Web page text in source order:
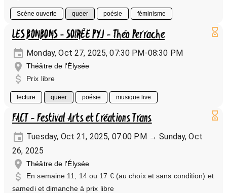
Scène ouverte queer poésie féminisme
LES BONBONS - SOIRÉE PYJ - Théo Perrache
Monday, Oct 27, 2025, 07:30 PM-08:30 PM
Théâtre de l'Élysée
Prix libre
lecture queer poésie musique live
FACT - Festival Arts et Créations Trans
Tuesday, Oct 21, 2025, 07:00 PM → Sunday, Oct
26, 2025
Théâtre de l'Élysée
En semaine 11, 14 ou 17 € (au choix et sans condition) et
samedi et dimanche à prix libre